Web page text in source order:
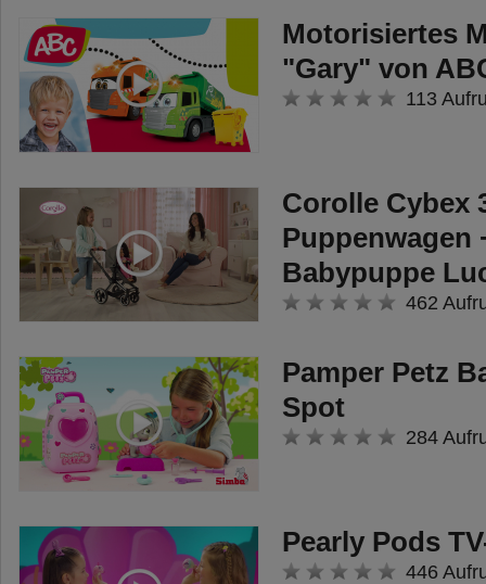
Motorisiertes
"Gary" von
113
Corolle Cybex
Puppenwagen
Babypuppe
462
Pamper Petz
Spot
284
Pearly Pods
446